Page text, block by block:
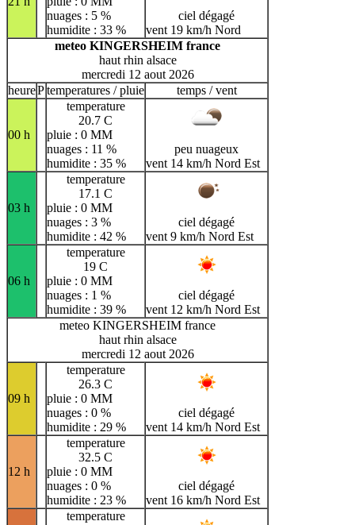
nuages : 5 %
humidite : 33 %
ciel dégagé
vent 19 km/h Nord
meteo KINGERSHEIM france
haut rhin alsace
mercredi 12 aout 2026
heurePtemperatures / pluie temps / vent
00 h
temperature
20.7 C
pluie : 0 MM
nuages : 11 %
humidite : 35 %
peu nuageux
vent 14 km/h Nord Est
03 h
temperature
17.1 C
pluie : 0 MM
nuages : 3 %
humidite : 42 %
ciel dégagé
vent 9 km/h Nord Est
06 h
temperature
19 C
pluie : 0 MM
nuages : 1 %
humidite : 39 %
ciel dégagé
vent 12 km/h Nord Est
meteo KINGERSHEIM france
haut rhin alsace
mercredi 12 aout 2026
09 h
temperature
26.3 C
pluie : 0 MM
nuages : 0 %
humidite : 29 %
ciel dégagé
vent 14 km/h Nord Est
12 h
temperature
32.5 C
pluie : 0 MM
nuages : 0 %
humidite : 23 %
ciel dégagé
vent 16 km/h Nord Est
temperature